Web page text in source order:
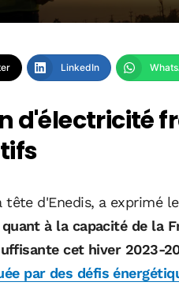
LinkedIn
d'électricité
tête d'Enedis, a exprimé
à la capacité de la
cet hiver 2023-
par des défis